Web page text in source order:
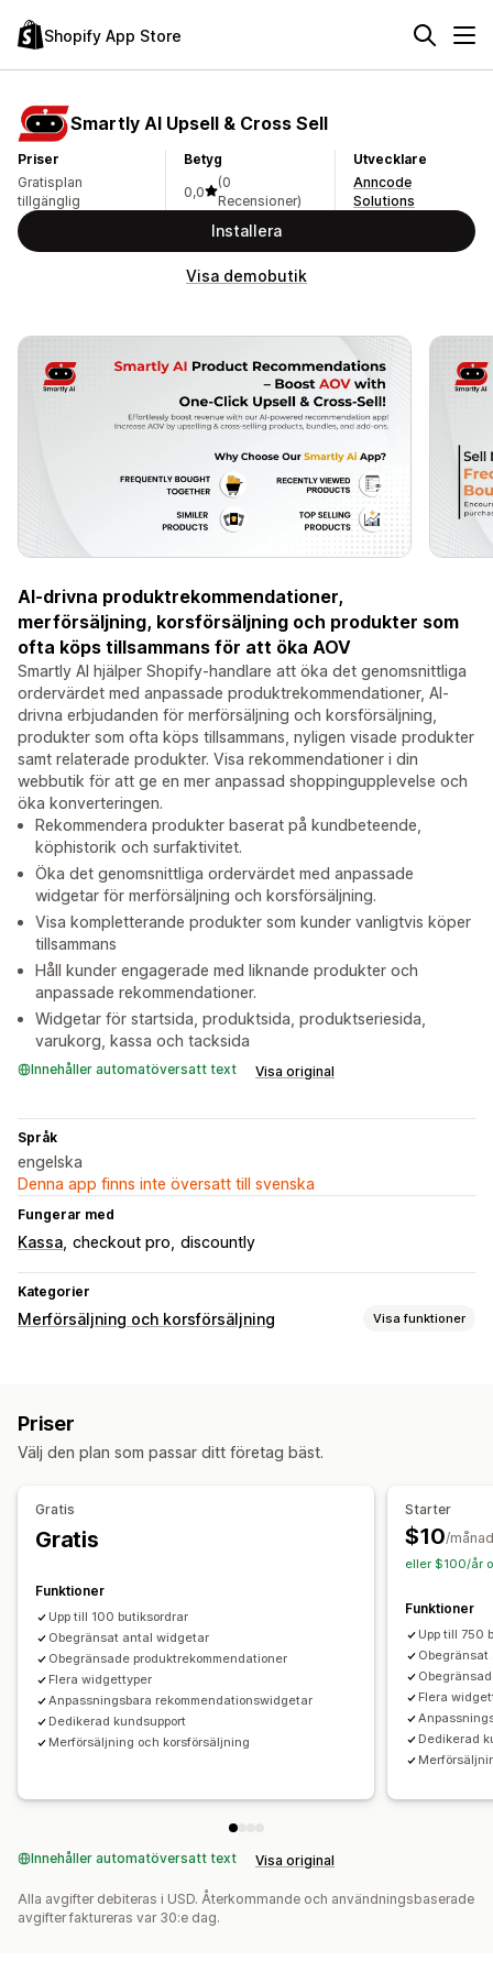
Shopify App Store
Smartly AI Upsell & Cross Sell
Priser
Gratisplan
tillgänglig
Betyg
0,0
(0
Recensioner)
Utvecklare
Anncode
Solutions
Installera
Visa demobutik
AI-drivna produktrekommendationer,
merförsäljning, korsförsäljning och produkter som
ofta köps tillsammans för att öka AOV
Smartly AI hjälper Shopify-handlare att öka det genomsnittliga
ordervärdet med anpassade produktrekommendationer, AI-
drivna erbjudanden för merförsäljning och korsförsäljning,
produkter som ofta köps tillsammans, nyligen visade produkter
samt relaterade produkter. Visa rekommendationer i din
webbutik för att ge en mer anpassad shoppingupplevelse och
öka konverteringen.
Rekommendera produkter baserat på kundbeteende,
köphistorik och surfaktivitet.
Öka det genomsnittliga ordervärdet med anpassade
widgetar för merförsäljning och korsförsäljning.
Visa kompletterande produkter som kunder vanligtvis köper
tillsammans
Håll kunder engagerade med liknande produkter och
anpassade rekommendationer.
Widgetar för startsida, produktsida, produktseriesida,
varukorg, kassa och tacksida
Innehåller automatöversatt text Visa original
Språk
engelska
Denna app finns inte översatt till svenska
Fungerar med
Kassa checkout pro discountly
Kategorier
Merförsäljning och korsförsäljning Visa funktioner
Merförsäljning på produktsidan
Merförsäljning på tacksidor Varukorgspanel
AI-rekommendationer
Analysverktyg
Klickfrekvenser
Priser
Välj den plan som passar ditt företag bäst.
Gratis
Gratis
Funktioner
Upp till 100 butiksordrar
Obegränsat antal widgetar
Obegränsade produktrekommendationer
Flera widgettyper
Anpassningsbara rekommendationswidgetar
Dedikerad kundsupport
Merförsäljning och korsförsäljning
Starter
$10/månad
eller $100/år
Funktioner
Upp till 750
Flera
Dedikerad
Innehåller automatöversatt text Visa original
Alla avgifter debiteras i USD. Återkommande och användningsbaserade
avgifter faktureras var 30:e dag.